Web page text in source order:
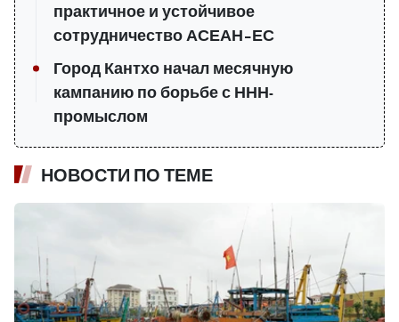
практичное и устойчивое
сотрудничество АСЕАН–ЕС
Город Кантхо начал месячную
кампанию по борьбе с ННН-
промыслом
НОВОСТИ ПО ТЕМЕ